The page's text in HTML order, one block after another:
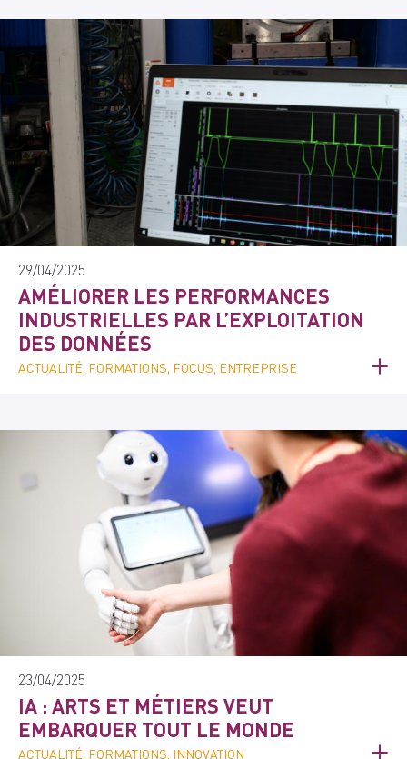
29/04/2025
AMÉLIORER LES PERFORMANCES
INDUSTRIELLES PAR L’EXPLOITATION
DES DONNÉES
ACTUALITÉ, FORMATIONS, FOCUS, ENTREPRISE
23/04/2025
IA : ARTS ET MÉTIERS VEUT
EMBARQUER TOUT LE MONDE
ACTUALITÉ, FORMATIONS, INNOVATION